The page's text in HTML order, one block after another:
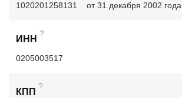
1020201258131 от 31 декабря 2002 года
ИНН
?
0205003517
КПП
?